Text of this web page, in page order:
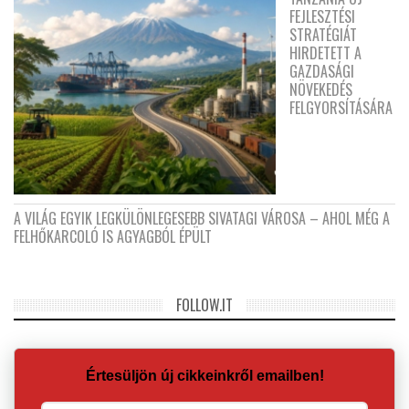
FEJLESZTÉSI
STRATÉGIÁT
HIRDETETT A
GAZDASÁGI
NÖVEKEDÉS
FELGYORSÍTÁSÁRA
A VILÁG EGYIK LEGKÜLÖNLEGESEBB SIVATAGI VÁROSA – AHOL MÉG A
FELHŐKARCOLÓ IS AGYAGBÓL ÉPÜLT
FOLLOW.IT
Értesüljön új cikkeinkről emailben!